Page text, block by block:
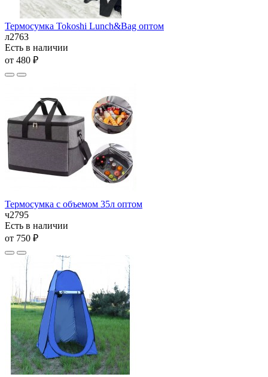
Термосумка Tokoshi Lunch&Bag оптом
л2763
Есть в наличии
от 480 ₽
Термосумка с объемом 35л оптом
ч2795
Есть в наличии
от 750 ₽